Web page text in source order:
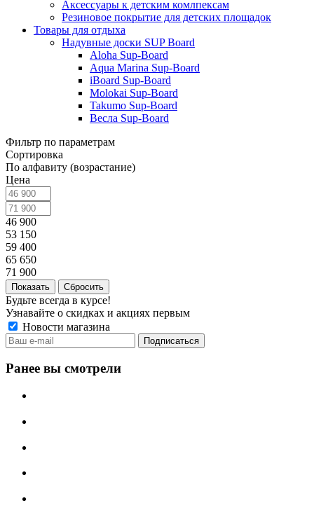
Аксессуары к детским комлпексам
Резиновое покрытие для детских площадок
Товары для отдыха
Надувные доски SUP Board
Aloha Sup-Board
Aqua Marina Sup-Board
iBoard Sup-Board
Molokai Sup-Board
Takumo Sup-Board
Весла Sup-Board
Фильтр по параметрам
Сортировка
По алфавиту (возрастание)
Цена
46 900
53 150
59 400
65 650
71 900
Сбросить
Будьте всегда в курсе!
Узнавайте о скидках и акциях первым
Новости магазина
Ранее вы смотрели